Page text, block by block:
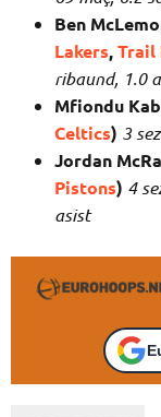
Ben
Lakers,Trail
ribaund, 1.0
Mfiondu
Celtics) 3
Jordan
Pistons) 4
asist